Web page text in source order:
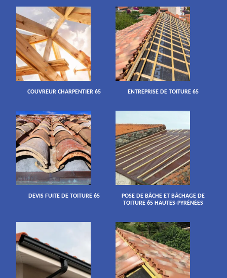
COUVREUR CHARPENTIER 65 ENTREPRISE DE TOITURE 65
DEVIS FUITE DE TOITURE 65
POSE DE BÂCHE ET BÂCHAGE DE
TOITURE 65 HAUTES-PYRÉNÉES